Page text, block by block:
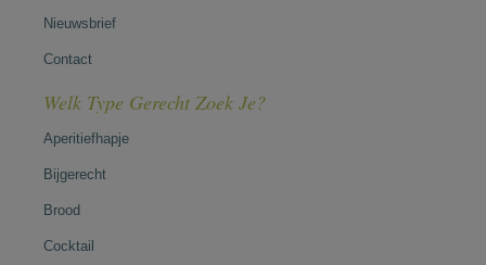
Nieuwsbrief
Contact
Welk Type Gerecht Zoek Je?
Aperitiefhapje
Bijgerecht
Brood
Cocktail